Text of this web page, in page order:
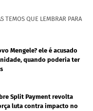
TEMOS QUE LEMBRAR PARA
Mengele? ele é acusado
quando poderia ter
Split Payment revolta
luta contra impacto no